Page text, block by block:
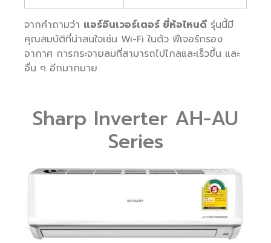
จากคำถามว่า แอร์อินเวอร์เตอร์ ยี่ห้อไหนดี รุ่นนี้มี
คุณสมบัติที่น่าสนใจเช่น Wi-Fi ในตัว ฟีเจอร์กรอง
อากาศ การกระจายลมที่สามารถไปไกลและเร็วขึ้น และ
อื่น ๆ อีกมากมาย
Sharp Inverter AH-AU
Series